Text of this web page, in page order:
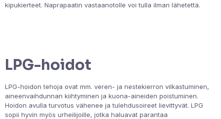
kipukierteet. Naprapaatin vastaanotolle voi tulla ilman lähetettä.
LPG-hoidot
LPG-hoidon tehoja ovat mm. veren- ja nestekierron vilkastuminen,
aineenvaihdunnan kiihtyminen ja kuona-aineiden poistuminen.
Hoidon avulla turvotus vähenee ja tulehdusoireet lievittyvät. LPG
sopii hyvin myös urheilijoille, jotka haluavat parantaa